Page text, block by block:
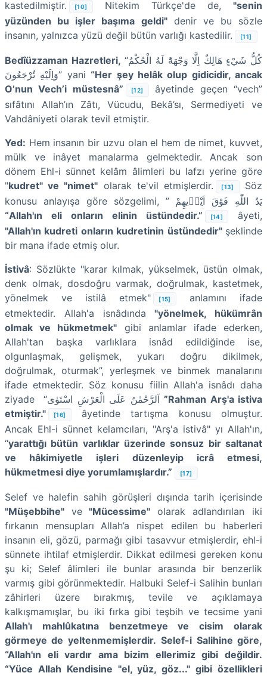
kastedilmiştir. [10] Nitekim Türkçe'de de, "senin
yüzünden bu işler başıma geldi"denir ve bu sözle
insanın, yalnızca yüzü değil bütün varlığı kastedilir.
[11]
Bedîüzzaman Hazretleri, “كُلُّ شَيْءٍ هَالِكٌ اِلَّا وَجْهَهُؕ لَهُ الْحُكْمُ
وَاِلَيْهِ تُرْجَعُونَ” yani “Her şey helâk olup gidicidir, ancak
O’nun Vech’i müstesnâ”
[12]
âyetinde geçen “vech”
sıfâtını Allah’ın Zâtı, Vücudu, Bekâ’sı, Sermediyeti ve
Vahdâniyeti olarak tevil etmiştir.
Yed: Hem insanın bir uzvu olan el hem de nimet, kuvvet,
mülk ve inâyet manalarma gelmektedir. Ancak son
dönem Ehl-i sünnet kelâm âlimleri bu lafzı yerine göre
"kudret" ve "nimet" olarak te'vil etmişlerdir. [13]
Söz
konusu anlayışa göre sözgelimi, ” يَدُ اللّٰهِ فَوْقَ اَيْد۪يهِمْ
“Allah'ın eli onların elinin üstündedir.”
[14]
âyeti,
"Allah'ın kudreti onların kudretinin üstündedir" şeklinde
bir mana ifade etmiş olur.
İstivâ: Sözlükte "karar kılmak, yükselmek, üstün olmak,
denk olmak, dosdoğru varmak, doğrulmak, kastetmek,
yönelmek ve istilâ etmek"
[15]
anlamını ifade
etmektedir. Allah'a isnâdında"yönelmek, hükümrân
olmak ve hükmetmek" gibi anlamlar ifade ederken,
Allah'tan başka varlıklara isnâd edildiğinde ise,
olgunlaşmak, gelişmek, yukarı doğru dikilmek,
doğrulmak, oturmak”, yerleşmek ve binmek manalarını
ifade etmektedir. Söz konusu fiilin Allah'a isnâdı daha
”Rahman Arş'a istiva
etmiştir."
[16]
âyetinde tartışma konusu olmuştur.
Ancak Ehl-i sünnet kelamcıları, "Arş'a istivâ" yı Allah'ın,
“yarattığı bütün varlıklar üzerinde sonsuz bir saltanat
ve hâkimiyetle işleri düzenleyip icrâ etmesi,
hükmetmesi diye yorumlamışlardır.”
[17]
Selef ve halefin sahih görüşleri dışında tarih içerisinde
"Müşebbihe" ve"Mücessime" olarak adlandırılan iki
fırkanın mensupları Allah’a nispet edilen bu haberleri
insanın eli, gözü, parmağı gibi tasavvur etmişlerdir, ehl-i
sünnete ihtilaf etmişlerdir. Dikkat edilmesi gereken konu
şu ki; Selef âlimleri ile bunlar arasında bir benzerlik
varmış gibi görünmektedir. Halbuki Selef-i Salihin bunları
zâhirleri üzere bırakmış, tevile ve açıklamaya
kalkışmamışlar, bu iki fırka gibi teşbih ve tecsime yani
Allah'ı mahlûkatına benzetmeye ve cisim olarak
görmeye de yeltenmemişlerdir. Selef-i Salihine göre,
“Allah'ın eli vardır ama bizim ellerimiz gibi değildir.
“Yüce Allah Kendisine "el, yüz, göz..." gibi özellikleri